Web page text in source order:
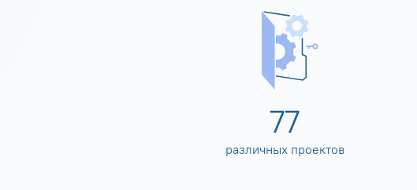
80
различных проектов